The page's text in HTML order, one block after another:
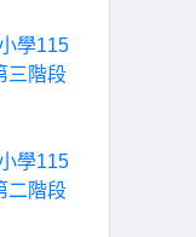
學115
三階段
學115
二階段